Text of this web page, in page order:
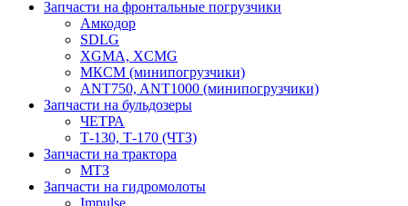
Запчасти на фронтальные погрузчики
Амкодор
SDLG
XGMA, XCMG
МКСМ (минипогрузчики)
ANT750, ANT1000 (минипогрузчики)
Запчасти на бульдозеры
ЧЕТРА
Т-130, Т-170 (ЧТЗ)
Запчасти на трактора
МТЗ
Запчасти на гидромолоты
Impulse